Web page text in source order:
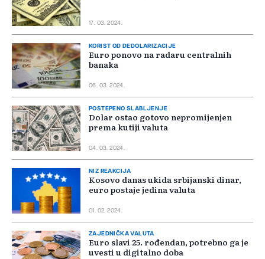
17. 03. 2024.
KORIST OD DEDOLARIZACIJE
Euro ponovo na radaru centralnih
banaka
06. 03. 2024.
POSTEPENO SLABLJENJE
Dolar ostao gotovo nepromijenjen
prema kutiji valuta
04. 03. 2024.
NIZ REAKCIJA
Kosovo danas ukida srbijanski dinar,
euro postaje jedina valuta
01. 02. 2024.
ZAJEDNIČKA VALUTA
Euro slavi 25. rođendan, potrebno ga je
uvesti u digitalno doba